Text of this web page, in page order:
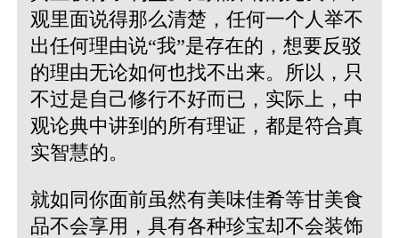
观里面说得那么清楚，任何一个人举不
出任何理由说“我”是存在的，想要反驳
的理由无论如何也找不出来。所以，只
不过是自己修行不好而已，实际上，中
观论典中讲到的所有理证，都是符合真
实智慧的。
就如同你面前虽然有美味佳肴等甘美食
品不会享用，具有各种珍宝却不会装饰